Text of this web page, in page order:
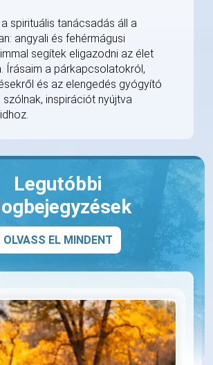
spirituális tanácsadás áll a
angyali és fehérmágusi
segítek eligazodni az élet
Írásaim a párkapcsolatokról,
és az elengedés gyógyító
inspirációt nyújtva
Legutóbbi
OLVASS EL MINDENT